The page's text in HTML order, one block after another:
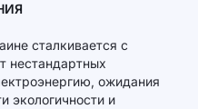
сталкивается с
нестандартных
ожидания
экологичности и